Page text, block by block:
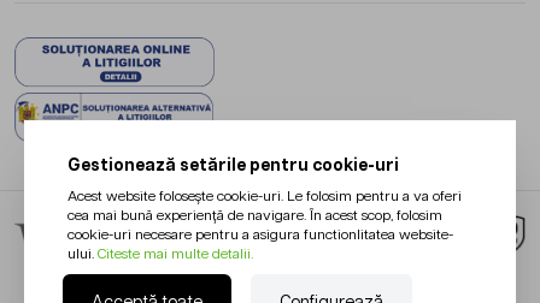
Gestionează setările pentru cookie-uri
Acest website folosește cookie-uri. Le folosim pentru a va oferi
cea mai bună experiență de navigare. În acest scop, folosim
cookie-uri necesare pentru a asigura functionlitatea website-
ului. Citeste mai multe detalii.